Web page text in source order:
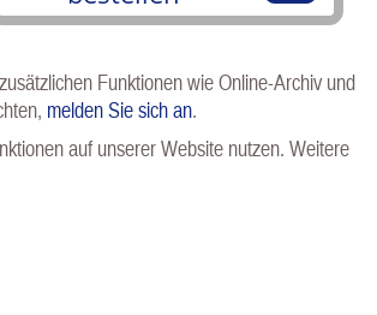
Funktionen wie Online-Archiv und
melden Sie sich an.
auf unserer Website nutzen. Weitere